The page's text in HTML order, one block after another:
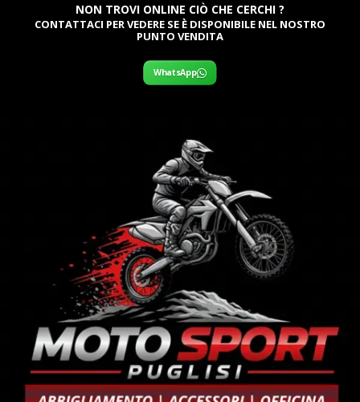
NON TROVI ONLINE CIÒ CHE CERCHI ?
CONTATTACI PER VEDERE SE È DISPONIBILE NEL NOSTRO
PUNTO VENDITA
WhatsApp